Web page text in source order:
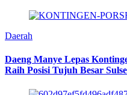
Daerah
Daeng Manye Lepas
Raih Posisi Tujuh Besar